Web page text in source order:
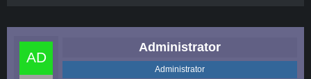
Administrator
Administrator